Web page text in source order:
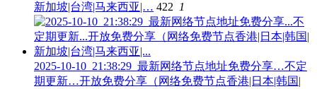
新加坡|台湾|马来西亚|… 422 1
2025-10-10_21:38:29_最新网络节点地址免费分享…不定
期更新…开放免费分享（网络免费节点香港|日本|韩国|